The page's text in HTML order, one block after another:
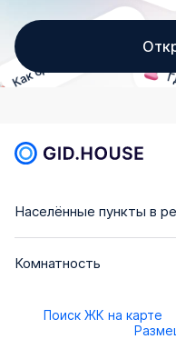
Населённые пункты в
Комнатность
Поиск ЖК на карте